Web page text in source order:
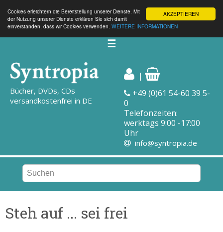
AKZEPTIEREN
Cookies erleichtern die Bereitstellung unserer Dienste. Mit
der Nutzung unserer Dienste erklären Sie sich damit
einverstanden, dass wir Cookies verwenden. WEITERE INFORMATIONEN
☰
Bücher, DVDs, CDs
versandkostenfrei in DE
|
+49 (0)61 54-60 39 5-
0
Telefonzeiten:
werktags 9:00 -17:00
Uhr
info@syntropia.de
Steh auf ... sei frei